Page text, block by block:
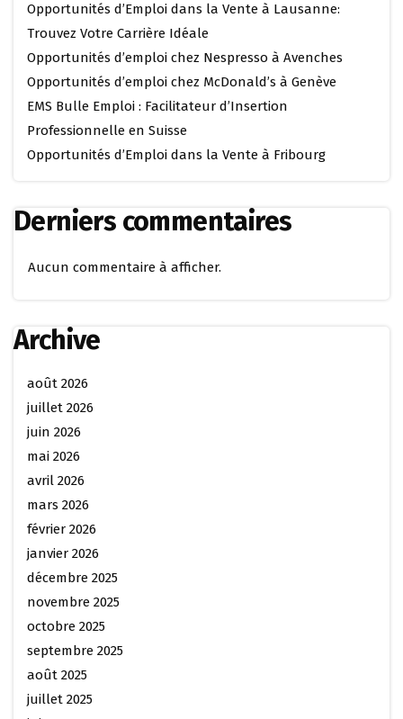
Opportunités d’Emploi dans la Vente à Lausanne:
Trouvez Votre Carrière Idéale
Opportunités d’emploi chez Nespresso à Avenches
Opportunités d’emploi chez McDonald’s à Genève
EMS Bulle Emploi : Facilitateur d’Insertion
Professionnelle en Suisse
Opportunités d’Emploi dans la Vente à Fribourg
Derniers commentaires
Aucun commentaire à afficher.
Archive
août 2026
juillet 2026
juin 2026
mai 2026
avril 2026
mars 2026
février 2026
janvier 2026
décembre 2025
novembre 2025
octobre 2025
septembre 2025
août 2025
juillet 2025